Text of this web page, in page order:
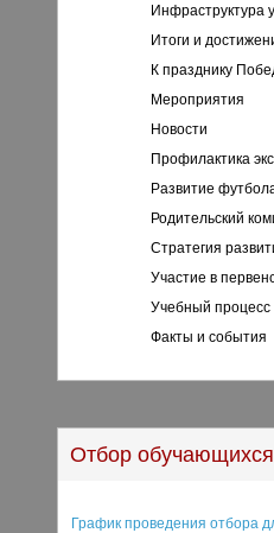
Инфраструктура
Итоги и
К празднику
Мероприятия
Новости
Профилактика
Развитие
Родительский
Стратегия
Участие в
Учебный процесс
Факты и события
Отбор обучающихся
График проведения отбора